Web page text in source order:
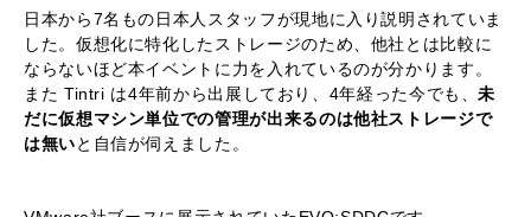
日本から7名もの日本人スタッフが現地に入り説明されていま
した。仮想化に特化したストレージのため、他社とは比較に
ならないほど本イベントに力を入れているのが分かります。
また Tintri は4年前から出展しており、4年経った今でも、未
だに仮想マシン単位での管理が出来るのは他社ストレージで
は無いと自信が伺えました。